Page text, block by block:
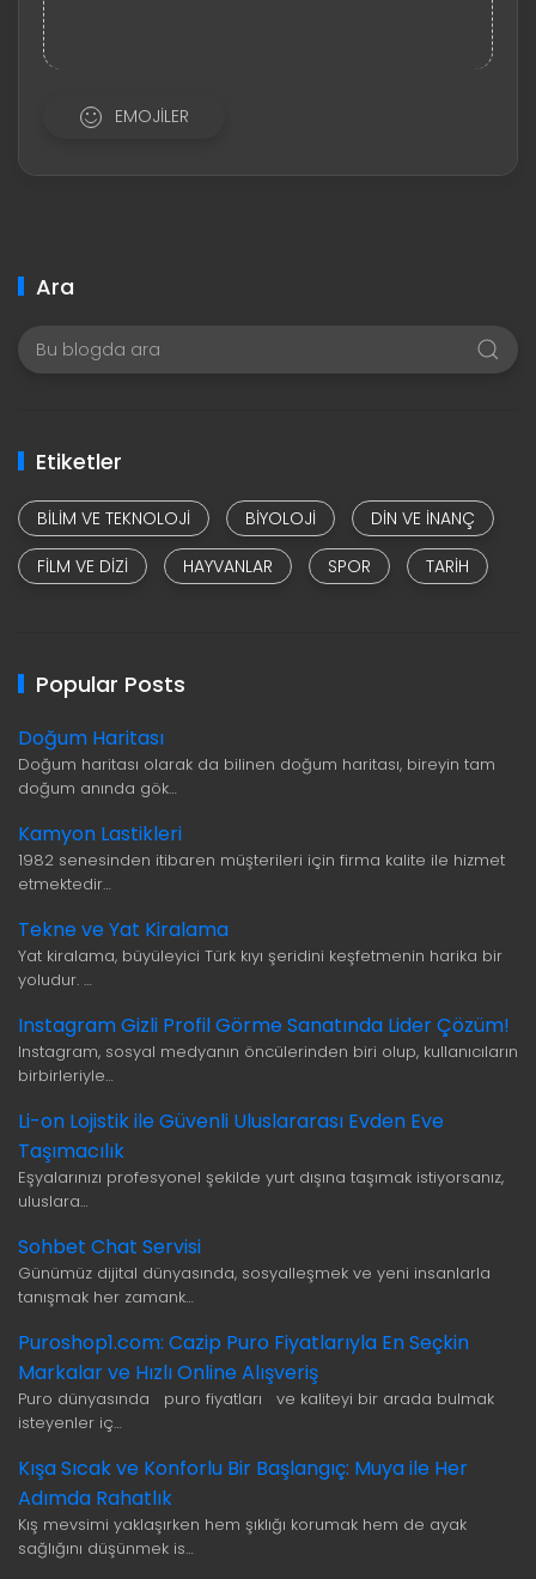
EMOJILER
Ara
Etiketler
BILIM VE TEKNOLOJI BIYOLOJI
DIN VE INANÇ
FILM VE DIZI
HAYVANLAR SPOR TARIH
Popular Posts
Doğum Haritası
Doğum haritası olarak da bilinen doğum haritası, bireyin tam
doğum anında gök…
Kamyon Lastikleri
1982 senesinden itibaren müşterileri için firma kalite ile hizmet
etmektedir…
Tekne ve Yat Kiralama
Yat kiralama, büyüleyici Türk kıyı şeridini keşfetmenin harika bir
yoludur. …
Instagram Gizli Profil Görme Sanatında Lider Çözüm!
Instagram, sosyal medyanın öncülerinden biri olup, kullanıcıların
birbirleriyle…
Li-on Lojistik ile Güvenli Uluslararası Evden Eve
Taşımacılık
Eşyalarınızı profesyonel şekilde yurt dışına taşımak istiyorsanız,
uluslara…
Sohbet Chat Servisi
Günümüz dijital dünyasında, sosyalleşmek ve yeni insanlarla
tanışmak her zamank…
Puroshop1.com: Cazip Puro Fiyatlarıyla En Seçkin
Markalar ve Hızlı Online Alışveriş
Puro dünyasında puro fiyatları ve kaliteyi bir arada bulmak
isteyenler iç…
Kışa Sıcak ve Konforlu Bir Başlangıç: Muya ile Her
Adımda Rahatlık
Kış mevsimi yaklaşırken hem şıklığı korumak hem de ayak
sağlığını düşünmek is…